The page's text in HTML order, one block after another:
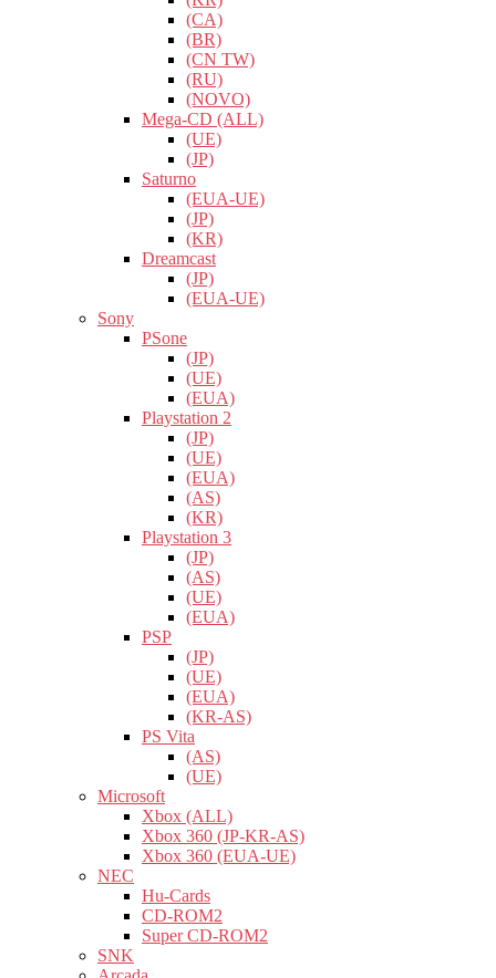
(CA)
(BR)
(CN TW)
(RU)
(NOVO)
Mega-CD (ALL)
(UE)
(JP)
Saturno
(EUA-UE)
(JP)
(KR)
Dreamcast
(JP)
(EUA-UE)
Sony
PSone
(JP)
(UE)
(EUA)
Playstation 2
(JP)
(UE)
(EUA)
(AS)
(KR)
Playstation 3
(JP)
(AS)
(UE)
(EUA)
PSP
(JP)
(UE)
(EUA)
(KR-AS)
PS Vita
(AS)
(UE)
Microsoft
Xbox (ALL)
Xbox 360 (JP-KR-AS)
Xbox 360 (EUA-UE)
NEC
Hu-Cards
CD-ROM2
Super CD-ROM2
SNK